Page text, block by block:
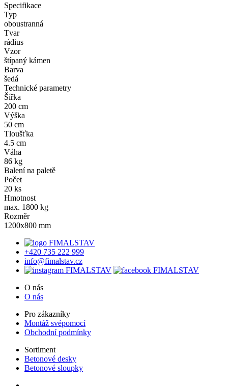
Specifikace
Typ
oboustranná
Tvar
rádius
Vzor
štípaný kámen
Barva
šedá
Technické parametry
Šířka
200 cm
Výška
50 cm
Tloušťka
4.5 cm
Váha
86 kg
Balení na paletě
Počet
20 ks
Hmotnost
max. 1800 kg
Rozměr
1200x800 mm
+420 735 222 999
info@fimalstav.cz
O nás
O nás
Pro zákazníky
Montáž svépomocí
Obchodní podmínky
Sortiment
Betonové desky
Betonové sloupky